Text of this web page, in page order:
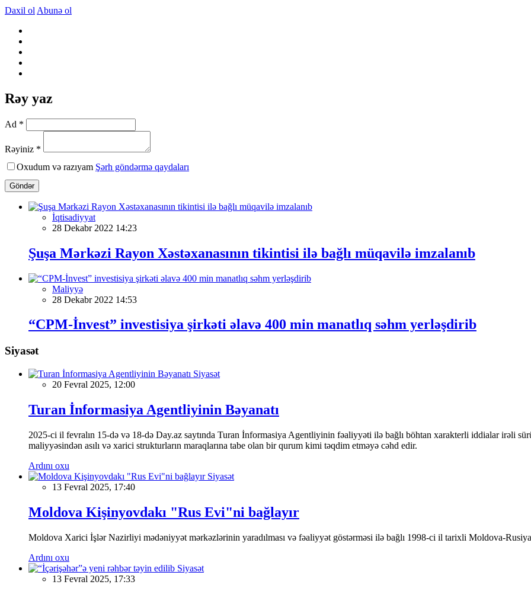
Daxil ol Abunə ol
Rəy yaz
Ad *
Rəyiniz *
Oxudum və razıyam Şərh göndərmə qaydaları
Göndər
İqtisadiyyat
28 Dekabr 2022 14:23
Şuşa Mərkəzi Rayon Xəstəxanasının tikintisi ilə bağlı müqavilə imzalanıb
Maliyyə
28 Dekabr 2022 14:53
“CPM-İnvest” investisiya şirkəti əlavə 400 min manatlıq səhm yerləşdirib
Siyasət
Siyasət
20 Fevral 2025, 12:00
Turan İnformasiya Agentliyinin Bəyanatı
2025-ci il fevralın 15-də və 18-də Day.az saytında Turan İnformasiya Agentliyinin fəaliyyəti ilə bağlı böhtan xarakterli iddialar irəli
maliyyəsindən asılı və xarici strukturların maraqlarına tabe olan bir qurum kimi təqdim etməyə cəhd edir.
Ardını oxu
Siyasət
13 Fevral 2025, 17:40
Moldova Kişinyovdakı "Rus Evi"ni bağlayır
Moldova Xarici İşlər Nazirliyi mədəniyyət mərkəzlərinin yaradılması və fəaliyyət göstərməsi ilə bağlı 1998-ci il tarixli Moldova-
Ardını oxu
Siyasət
13 Fevral 2025, 17:33